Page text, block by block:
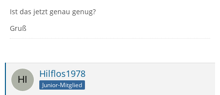
Ist das jetzt genau genug?
Gruß
Hilflos1978
Junior-Mitglied